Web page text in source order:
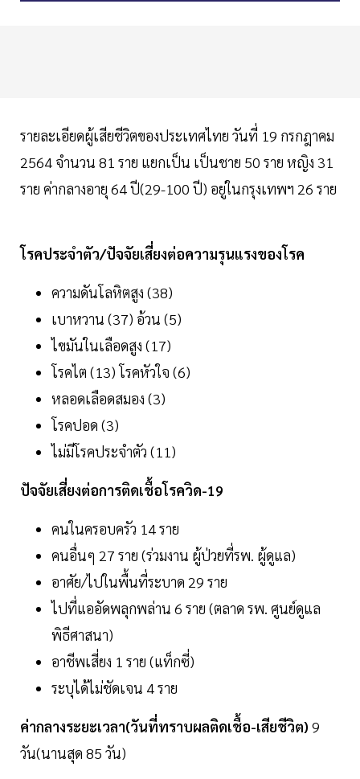
รายละเอียดผู้เสียชีวิตของประเทศไทย วันที่ 19 กรกฎาคม
2564 จำนวน 81 ราย แยกเป็น เป็นชาย 50 ราย หญิง 31
ราย ค่ากลางอายุ 64 ปี(29-100 ปี) อยู่ในกรุงเทพฯ 26 ราย
โรคประจำตัว/ปัจจัยเสี่ยงต่อความรุนแรงของโรค
ความดันโลหิตสูง (38)
เบาหวาน (37) อ้วน (5)
ไขมันในเลือดสูง (17)
โรคไต (13) โรคหัวใจ (6)
หลอดเลือดสมอง (3)
โรคปอด (3)
ไม่มีโรคประจำตัว (11)
ปัจจัยเสี่ยงต่อการติดเชื้อโรควิด-19
คนในครอบครัว 14 ราย
คนอื่นๆ 27 ราย (ร่วมงาน ผู้ป่วยที่รพ. ผู้ดูแล)
อาศัย/ไปในพื้นที่ระบาด 29 ราย
ไปที่แออัดพลุกพล่าน 6 ราย (ตลาด รพ. ศูนย์ดูแล
พิธีศาสนา)
อาชีพเสี่ยง 1 ราย (แท็กซี่)
ระบุได้ไม่ชัดเจน 4 ราย
ค่ากลางระยะเวลา(วันที่ทราบผลติดเชื้อ-เสียชีวิต) 9
วัน(นานสุด 85 วัน)